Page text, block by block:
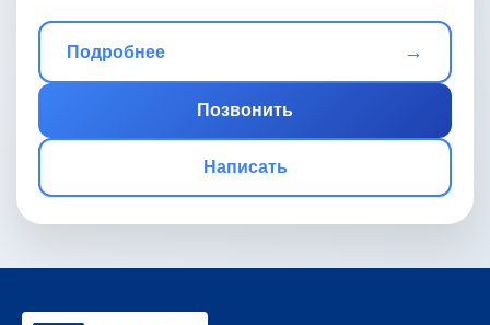
Подробнее →
Позвонить
Написать